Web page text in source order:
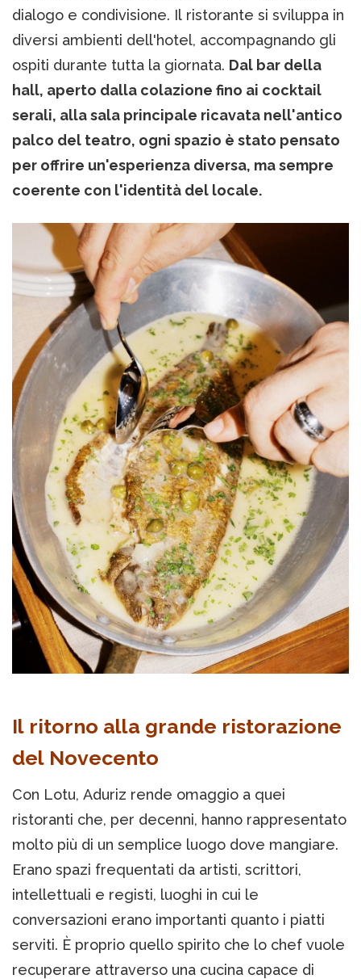
dialogo e condivisione. Il ristorante si sviluppa in
diversi ambienti dell'hotel, accompagnando gli
ospiti durante tutta la giornata. Dal bar della
hall, aperto dalla colazione fino ai cocktail
serali, alla sala principale ricavata nell'antico
palco del teatro, ogni spazio è stato pensato
per offrire un'esperienza diversa, ma sempre
coerente con l'identità del locale.
Il ritorno alla grande ristorazione
del Novecento
Con Lotu, Aduriz rende omaggio a quei
ristoranti che, per decenni, hanno rappresentato
molto più di un semplice luogo dove mangiare.
Erano spazi frequentati da artisti, scrittori,
intellettuali e registi, luoghi in cui le
conversazioni erano importanti quanto i piatti
serviti. È proprio quello spirito che lo chef vuole
recuperare attraverso una cucina capace di